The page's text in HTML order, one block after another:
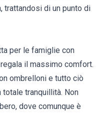
trattandosi di un punto di
per le famiglie con
il massimo comfort.
ombrelloni e tutto ciò
tranquillità. Non
dove comunque è